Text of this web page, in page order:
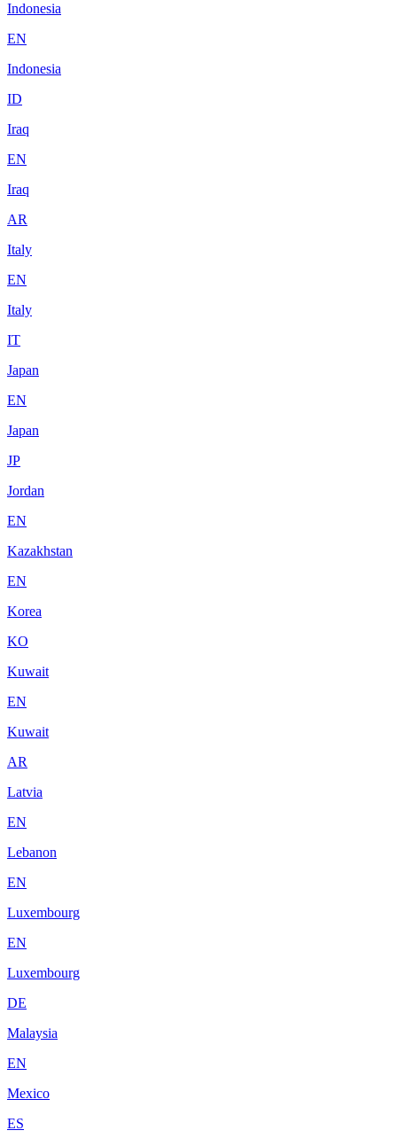
Indonesia
EN
Indonesia
ID
Iraq
EN
Iraq
AR
Italy
EN
Italy
IT
Japan
EN
Japan
JP
Jordan
EN
Kazakhstan
EN
Korea
KO
Kuwait
EN
Kuwait
AR
Latvia
EN
Lebanon
EN
Luxembourg
EN
Luxembourg
DE
Malaysia
EN
Mexico
ES